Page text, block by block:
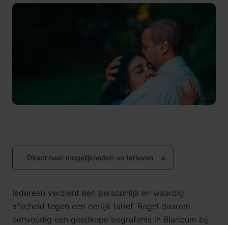
Direct naar mogelijkheden en tarieven
Iedereen verdient een persoonlijk en waardig
afscheid tegen een eerlijk tarief. Regel daarom
eenvoudig een goedkope begrafenis in Blaricum bij